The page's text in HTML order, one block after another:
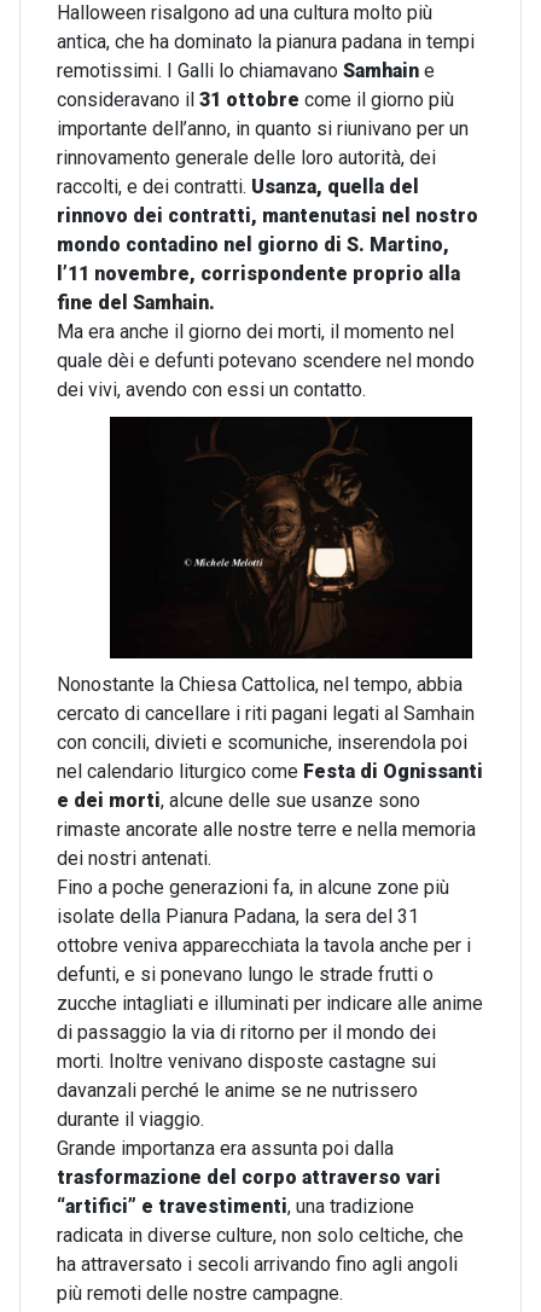
Halloween risalgono ad una cultura molto più
antica, che ha dominato la pianura padana in tempi
remotissimi. I Galli lo chiamavano Samhain e
consideravano il 31 ottobre come il giorno più
importante dell’anno, in quanto si riunivano per un
rinnovamento generale delle loro autorità, dei
raccolti, e dei contratti. Usanza, quella del
rinnovo dei contratti, mantenutasi nel nostro
mondo contadino nel giorno di S. Martino,
l’11 novembre, corrispondente proprio alla
fine del Samhain.
Ma era anche il giorno dei morti, il momento nel
quale dèi e defunti potevano scendere nel mondo
dei vivi, avendo con essi un contatto.
Nonostante la Chiesa Cattolica, nel tempo, abbia
cercato di cancellare i riti pagani legati al Samhain
con concili, divieti e scomuniche, inserendola poi
nel calendario liturgico come Festa di Ognissanti
e dei morti, alcune delle sue usanze sono
rimaste ancorate alle nostre terre e nella memoria
dei nostri antenati.
Fino a poche generazioni fa, in alcune zone più
isolate della Pianura Padana, la sera del 31
ottobre veniva apparecchiata la tavola anche per i
defunti, e si ponevano lungo le strade frutti o
zucche intagliati e illuminati per indicare alle anime
di passaggio la via di ritorno per il mondo dei
morti. Inoltre venivano disposte castagne sui
davanzali perché le anime se ne nutrissero
durante il viaggio.
Grande importanza era assunta poi dalla
trasformazione del corpo attraverso vari
“artifici” e travestimenti, una tradizione
radicata in diverse culture, non solo celtiche, che
ha attraversato i secoli arrivando fino agli angoli
più remoti delle nostre campagne.